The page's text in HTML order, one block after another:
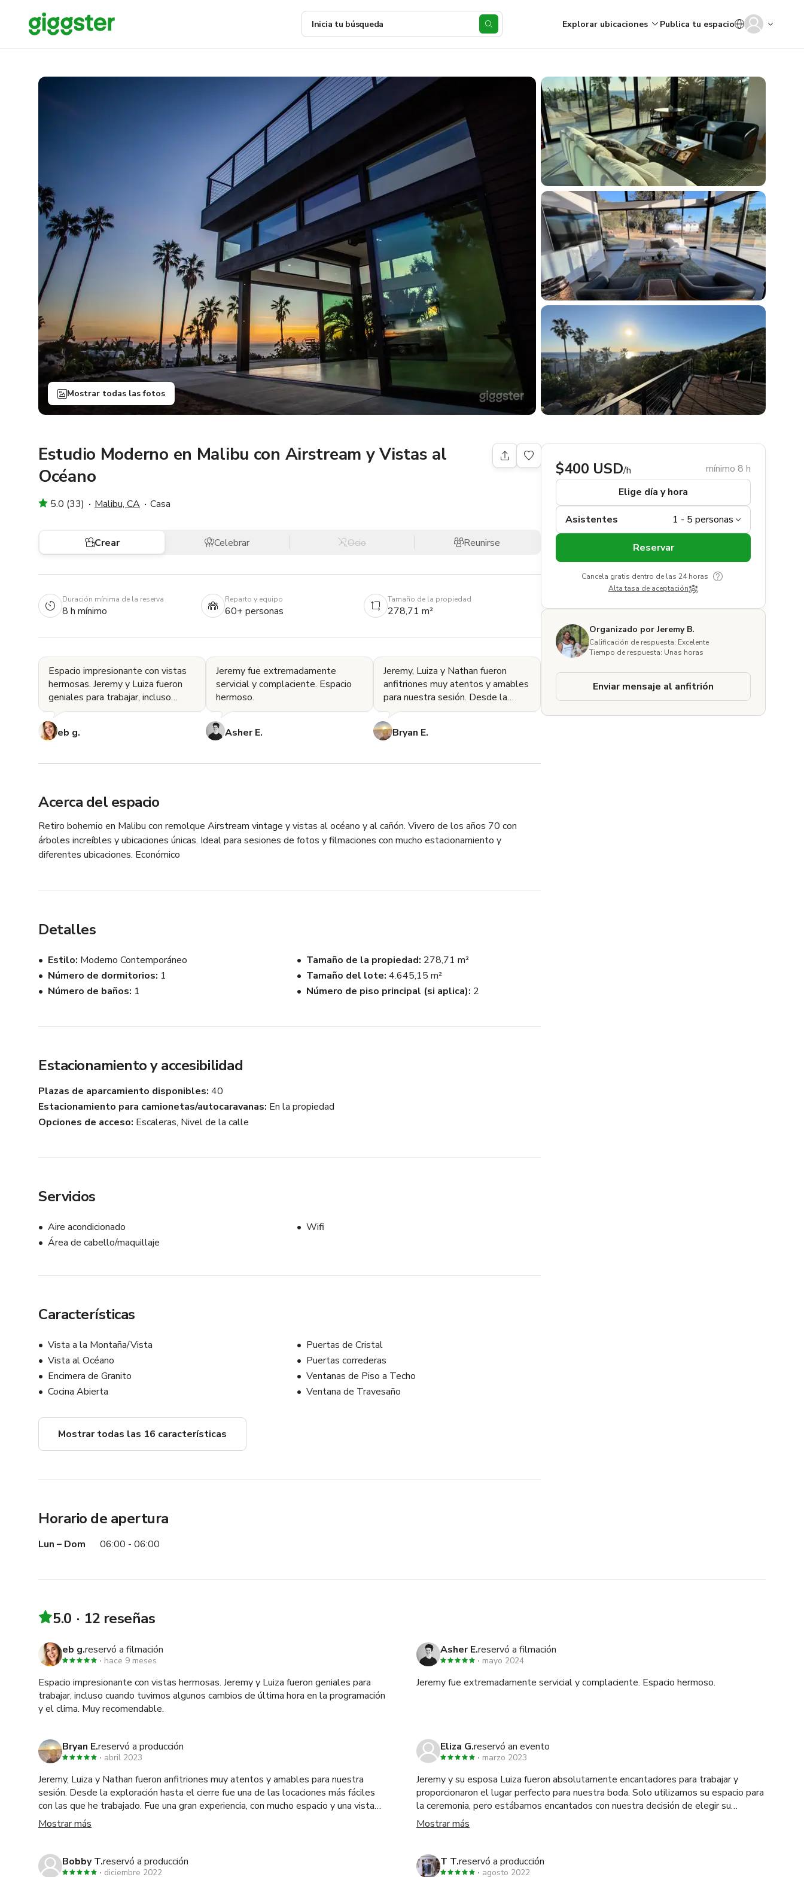
Inicia tu búsqueda Explorar ubicaciones Publica tu espacio
Mostrar todas las fotos
Estudio Moderno en Malibu con Airstream y Vistas al
Océano
5.0 (33) Malibu, CA Casa
Crear Celebrar Ocio Reunirse
Duración mínima de la reserva
8 h mínimo
Reparto y equipo
60+ personas
Tamaño de la propiedad
278,71 m²
Espacio impresionante con vistas
hermosas. Jeremy y Luiza fueron
geniales para trabajar, incluso
cuando tuvimos algunos cambios
de última hora en la
eb g.
Jeremy fue extremadamente
servicial y complaciente. Espacio
hermoso.
Asher E.
Jeremy, Luiza y Nathan fueron
anfitriones muy atentos y amables
para nuestra sesión. Desde la
exploración hasta el cierre fue una
de las locaciones
Bryan E.
Acerca del espacio
Retiro bohemio en Malibu con remolque Airstream vintage y vistas al océano y al cañón. Vivero de los años 70 con
árboles increíbles y ubicaciones únicas. Ideal para sesiones de fotos y filmaciones con mucho estacionamiento y
diferentes ubicaciones. Económico
Detalles
Estilo Moderno Contemporáneo
Número de dormitorios 1
Número de baños 1
Tamaño de la propiedad 278,71 m²
Tamaño del lote 4.645,15 m²
Número de piso principal (si aplica) 2
Estacionamiento y accesibilidad
Plazas de aparcamiento disponibles 40
Estacionamiento para camionetas/autocaravanas En la propiedad
Opciones de acceso Escaleras, Nivel de la calle
Servicios
Aire acondicionado
Área de cabello/maquillaje
Wifi
Características
Vista a la Montaña/Vista
Vista al Océano
Encimera de Granito
Cocina Abierta
Puertas de Cristal
Puertas correderas
Ventanas de Piso a Techo
Ventana de Travesaño
Mostrar todas las 16 características
Horario de apertura
Lun – Dom 06:00 - 06:00
$400 USD/h
mínimo 8 h
Elige día y hora
Asistentes
Reservar
Cancela gratis dentro de las 24 horas
Alta tasa de aceptación
Organizado por Jeremy B.
Calificación de respuesta: Excelente
Tiempo de respuesta: Unas horas
Enviar mensaje al anfitrión
5.0 12 reseñas
eb g.reservó a filmación
hace 9 meses
Espacio impresionante con vistas hermosas. Jeremy y Luiza fueron geniales para
trabajar, incluso cuando tuvimos algunos cambios de última hora en la programación
y el clima. Muy recomendable.
Asher E.reservó a filmación
mayo 2024
Jeremy fue extremadamente servicial y complaciente. Espacio hermoso.
Bryan E.reservó a producción
abril 2023
Jeremy, Luiza y Nathan fueron anfitriones muy atentos y amables para nuestra
sesión. Desde la exploración hasta el cierre fue una de las locaciones más fáciles
con las que he trabajado. Fue una gran experiencia, con mucho espacio y una vista
hermosa.
Mostrar más
Eliza G.reservó an evento
marzo 2023
Jeremy y su esposa Luiza fueron absolutamente encantadores para trabajar y
proporcionaron el lugar perfecto para nuestra boda. Solo utilizamos su espacio para
la ceremonia, pero estábamos encantados con nuestra decisión de elegir su
impresionante lugar. El sitio en sí es un sueño para cualquiera que busque un
ambiente al aire libre, ecléctico y playero en Malibu. Las vistas impresionantes
nuestra ceremonia en el techo de su estructura, y fue el lugar más mágico para
intercambiar nuestros votos. Durante el proceso de planificación, Jeremy fue
Mostrar más
Bobby T.reservó a producción
diciembre 2022
T T.reservó a producción
agosto 2022